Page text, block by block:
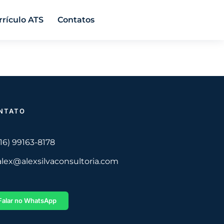
ATS Contatos
99163-8178
no WhatsApp